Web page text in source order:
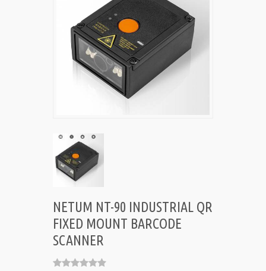
NETUM NT-90 INDUSTRIAL QR
FIXED MOUNT BARCODE
SCANNER